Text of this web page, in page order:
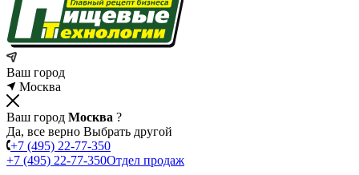
Ваш город
Москва
Ваш город Москва ?
Да, все верно Выбрать другой
+7 (495) 22-77-350
+7 (495) 22-77-350Отдел продаж